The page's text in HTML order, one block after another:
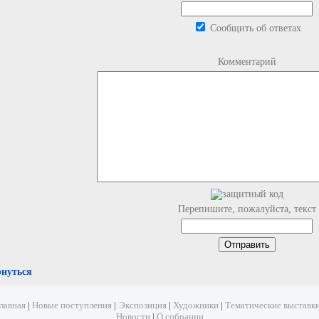
Сообщить об ответах
Комментарий
Перепишите, пожалуйста, текст
Новые поступления Экспозиция Художники
Тематические
Новости| О собрании